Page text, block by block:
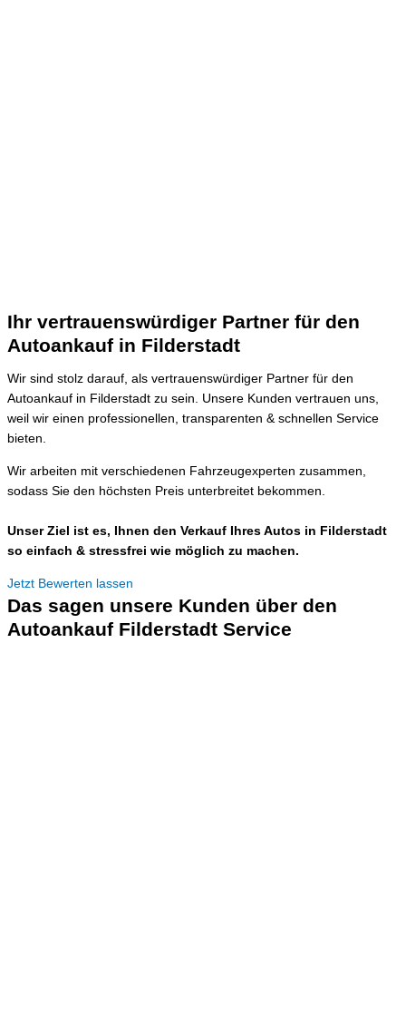
Ihr vertrauenswürdiger Partner für den
Autoankauf in Filderstadt
Wir sind stolz darauf, als vertrauenswürdiger Partner für den
Autoankauf in Filderstadt zu sein. Unsere Kunden vertrauen uns,
weil wir einen professionellen, transparenten & schnellen Service
bieten.
Wir arbeiten mit verschiedenen Fahrzeugexperten zusammen,
sodass Sie den höchsten Preis unterbreitet bekommen.
Unser Ziel ist es, Ihnen den Verkauf Ihres Autos in Filderstadt
so einfach & stressfrei wie möglich zu machen.
Jetzt Bewerten lassen
Das sagen unsere Kunden über den
Autoankauf Filderstadt Service